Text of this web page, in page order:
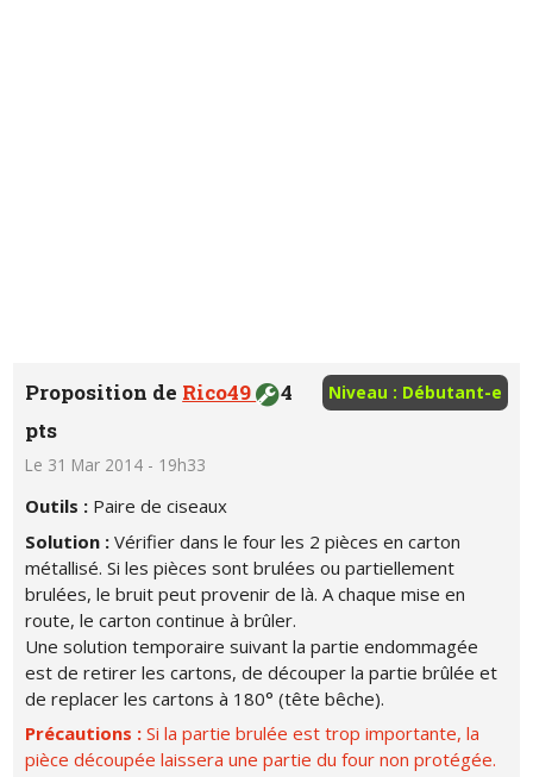
Niveau : Débutant-e
Proposition de Rico49
4
pts
Le 31 Mar 2014 - 19h33
Outils : Paire de ciseaux
Solution :Vérifier dans le four les 2 pièces en carton
métallisé. Si les pièces sont brulées ou partiellement
brulées, le bruit peut provenir de là. A chaque mise en
route, le carton continue à brûler.
Une solution temporaire suivant la partie endommagée
est de retirer les cartons, de découper la partie brûlée et
de replacer les cartons à 180° (tête bêche).
Précautions :Si la partie brulée est trop importante, la
pièce découpée laissera une partie du four non protégée.